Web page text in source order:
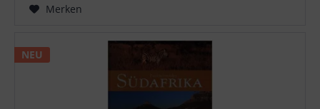
Merken
NEU